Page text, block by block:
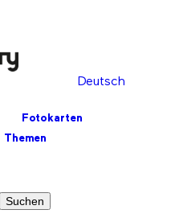
Deutsch
Fotokarten
Themen
Suchen